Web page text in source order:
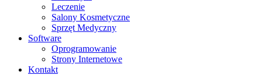
Leczenie
Salony Kosmetyczne
Sprzęt Medyczny
Software
Oprogramowanie
Strony Internetowe
Kontakt